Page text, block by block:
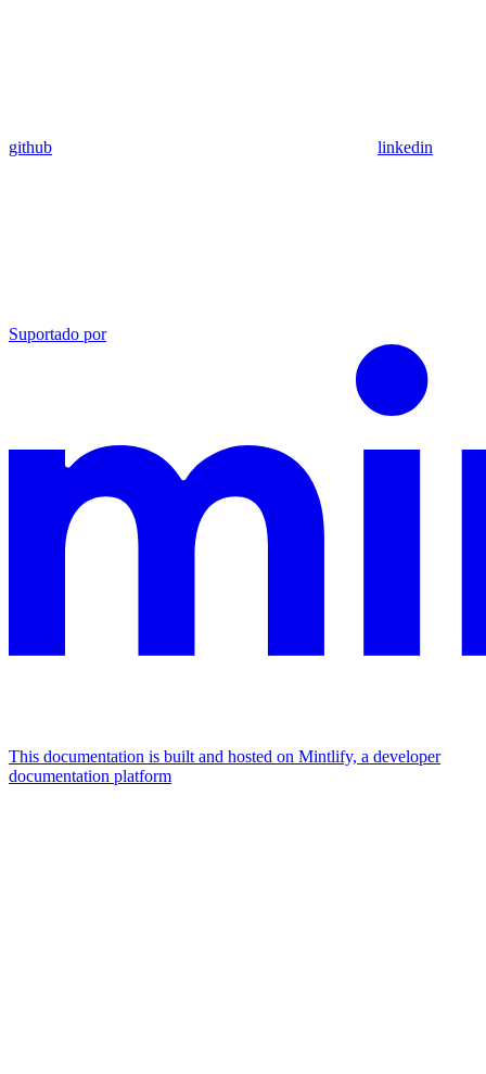
github linkedin
Suportado por
This documentation is built and hosted on Mintlify, a developer
documentation platform